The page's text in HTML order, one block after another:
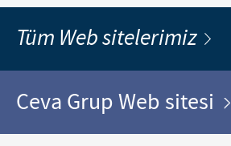
Tüm Web sitelerimiz
Ceva Grup Web sitesi